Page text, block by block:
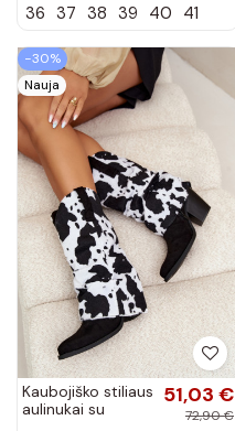
kulniukais iš
juodos spalvos...
36 37 38 39 40 41
−30%
Nauja
Kaubojiško stiliaus
aulinukai su
51,03 €
72,90 €